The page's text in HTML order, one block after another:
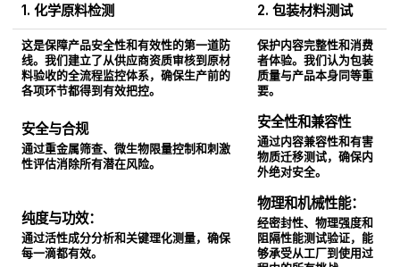
1. 化学原料检测 2. 包装材料测试
这是保障产品安全性和有效性的第一道防
线。我们建立了从供应商资质审核到原材
料验收的全流程监控体系，确保生产前的
各项环节都得到有效把控。
保护内容完整性和消费
者体验。我们认为包装
质量与产品本身同等重
要。
安全与合规
通过重金属筛查、微生物限量控制和刺激
性评估消除所有潜在风险。
安全性和兼容性
通过内容兼容性和有害
物质迁移测试，确保内
外绝对安全。
纯度与功效：
通过活性成分分析和关键理化测量，确保
每一滴都有效。
物理和机械性能：
经密封性、物理强度和
阻隔性能测试验证，能
够承受从工厂到使用过